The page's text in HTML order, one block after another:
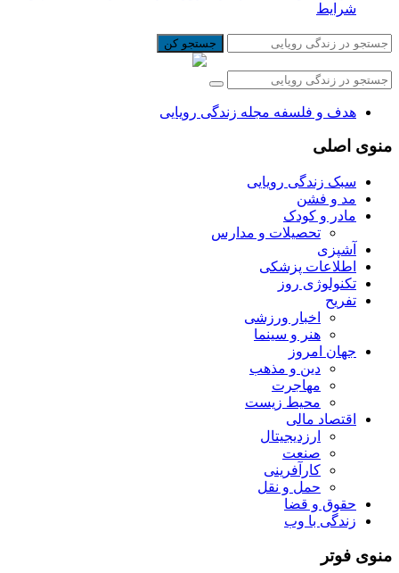
شرایط
جستجو کن
هدف و فلسفه مجله زندگی رویایی
منوی اصلی
سبک زندگی رویایی
مد و فشن
مادر و کودک
تحصیلات و مدارس
آشپزی
اطلاعات پزشکی
تکنولوژی روز
تفریح
اخبار ورزشی
هنر و سینما
جهان امروز
دین و مذهب
مهاجرت
محیط زیست
اقتصاد مالی
ارزدیجیتال
صنعت
کارآفرینی
حمل و نقل
حقوق و قضا
زندگی با وب
منوی فوتر